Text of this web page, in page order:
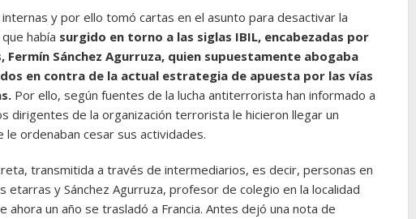
y por ello tomó cartas en el asunto para desactivar la
había surgido en torno a las siglas IBIL, encabezadas por
Fermín Sánchez Agurruza, quien supuestamente abogaba
en contra de la actual estrategia de apuesta por las vías
Por ello, según fuentes de la lucha antiterrorista han informado a
dirigentes de la organización terrorista le hicieron llegar un
le ordenaban cesar sus actividades.
transmitida a través de intermediarios, es decir, personas en
etarras y Sánchez Agurruza, profesor de colegio en la localidad
ahora un año se trasladó a Francia. Antes dejó una nota de